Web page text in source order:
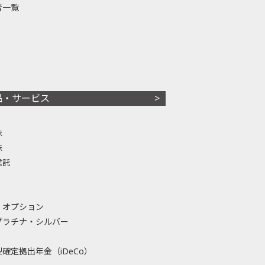
一覧
・サービス
託
プション
ラチナ・シルバー
定拠出年金（iDeCo）